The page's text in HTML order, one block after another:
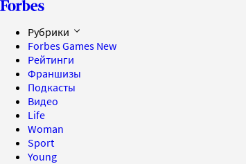
Рубрики
Forbes Games New
Рейтинги
Франшизы
Подкасты
Видео
Life
Woman
Sport
Young